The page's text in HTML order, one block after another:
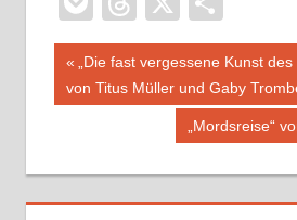
Vorheriger
Beitrag:
„Die fast vergessene Kunst
von Titus Müller und Gaby
Nächster
„Mordsreise“